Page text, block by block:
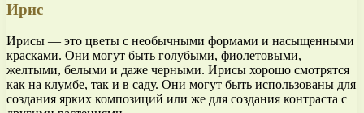
Ирис
Ирисы — это цветы с необычными формами и насыщенными
красками. Они могут быть голубыми, фиолетовыми,
желтыми, белыми и даже черными. Ирисы хорошо смотрятся
как на клумбе, так и в саду. Они могут быть использованы для
создания ярких композиций или же для создания контраста с